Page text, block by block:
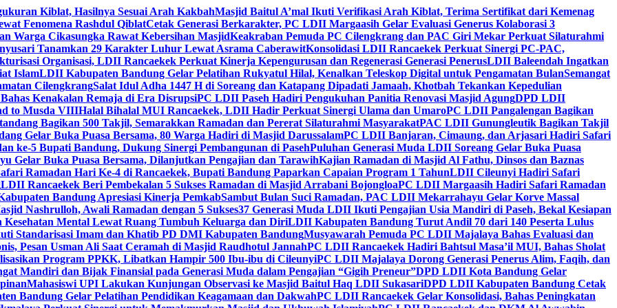
Kiblat, Hasilnya Sesuai Arah KakbahMasjid Baitul A’mal Ikuti Verifikasi Arah Kiblat, Terima Sertifikat dari Kemenag
Fenomena Rashdul QiblatCetak Generasi Berkarakter, PC LDII Margaasih Gelar Evaluasi Generus Kolaborasi 3
Warga Cikasungka Rawat Kebersihan MasjidKeakraban Pemuda PC Cilengkrang dan PAC Giri Mekar Perkuat Silaturahmi
Tanamkan 29 Karakter Luhur Lewat Asrama CaberawitKonsolidasi LDII Rancaekek Perkuat Sinergi PC-PAC,
Organisasi, LDII Rancaekek Perkuat Kinerja Kepengurusan dan Regenerasi Generasi PenerusLDII Baleendah Ingatkan
IslamLDII Kabupaten Bandung Gelar Pelatihan Rukyatul Hilal, Kenalkan Teleskop Digital untuk Pengamatan BulanSemangat
CilengkrangSalat Idul Adha 1447 H di Soreang dan Katapang Dipadati Jamaah, Khotbah Tekankan Kepedulian
Kenakalan Remaja di Era DisrupsiPC LDII Paseh Hadiri Pengukuhan Panitia Renovasi Masjid AgungDPD LDII
to Musda VIIIHalal Bihalal MUI Rancaekek, LDII Hadir Perkuat Sinergi Ulama dan UmaroPC LDII Pangalengan Bagikan
Bagikan 500 Takjil, Semarakkan Ramadan dan Pererat Silaturahmi MasyarakatPAC LDII Gunungleutik Bagikan Takjil
Gelar Buka Puasa Bersama, 80 Warga Hadiri di Masjid DarussalamPC LDII Banjaran, Cimaung, dan Arjasari Hadiri Safari
ke-5 Bupati Bandung, Dukung Sinergi Pembangunan di PasehPuluhan Generasi Muda LDII Soreang Gelar Buka Puasa
Gelar Buka Puasa Bersama, Dilanjutkan Pengajian dan TarawihKajian Ramadan di Masjid Al Fathu, Dinsos dan Baznas
Ramadan Hari Ke-4 di Rancaekek, Bupati Bandung Paparkan Capaian Program 1 TahunLDII Cileunyi Hadiri Safari
LDII Rancaekek Beri Pembekalan 5 Sukses Ramadan di Masjid Arrabani BojongloaPC LDII Margaasih Hadiri Safari Ramadan
Bandung Apresiasi Kinerja PemkabSambut Bulan Suci Ramadan, PAC LDII Mekarrahayu Gelar Korve Massal
Nashrulloh, Awali Ramadan dengan 5 Sukses37 Generasi Muda LDII Ikuti Pengajian Usia Mandiri di Paseh, Bekal Kesiapan
Mental Lewat Ruang Tumbuh Keluarga dan DiriLDII Kabupaten Bandung Turut Andil 70 dari 140 Peserta Lulus
Standarisasi Imam dan Khatib PD DMI Kabupaten BandungMusyawarah Pemuda PC LDII Majalaya Bahas Evaluasi dan
Pesan Usman Ali Saat Ceramah di Masjid Raudhotul JannahPC LDII Rancaekek Hadiri Bahtsul Masa’il MUI, Bahas Sholat
Program PPKK, Libatkan Hampir 500 Ibu-ibu di CileunyiPC LDII Majalaya Dorong Generasi Penerus Alim, Faqih, dan
Mandiri dan Bijak Finansial pada Generasi Muda dalam Pengajian “Gigih Preneur”DPD LDII Kota Bandung Gelar
Mahasiswi UPI Lakukan Kunjungan Observasi ke Masjid Baitul Haq LDII SukasariDPD LDII Kabupaten Bandung Cetak
Bandung Gelar Pelatihan Pendidikan Keagamaan dan DakwahPC LDII Rancaekek Gelar Konsolidasi, Bahas Peningkatan